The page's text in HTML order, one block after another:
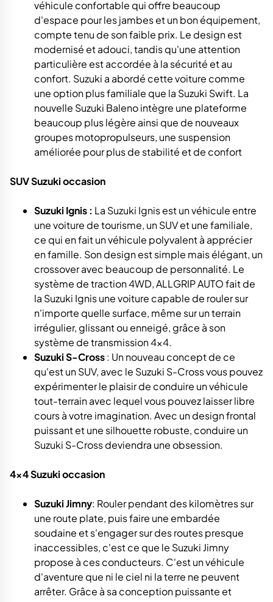
véhicule confortable qui offre beaucoup
d'espace pour les jambes et un bon équipement,
compte tenu de son faible prix. Le design est
modernisé et adouci, tandis qu'une attention
particulière est accordée à la sécurité et au
confort. Suzuki a abordé cette voiture comme
une option plus familiale que la Suzuki Swift. La
nouvelle Suzuki Baleno intègre une plateforme
beaucoup plus légère ainsi que de nouveaux
groupes motopropulseurs, une suspension
améliorée pour plus de stabilité et de confort
SUV Suzuki occasion
Suzuki Ignis : La Suzuki Ignis est un véhicule entre
une voiture de tourisme, un SUV et une familiale,
ce qui en fait un véhicule polyvalent à apprécier
en famille. Son design est simple mais élégant, un
crossover avec beaucoup de personnalité. Le
système de traction 4WD, ALLGRIP AUTO fait de
la Suzuki Ignis une voiture capable de rouler sur
n'importe quelle surface, même sur un terrain
irrégulier, glissant ou enneigé, grâce à son
système de transmission 4×4.
Suzuki S-Cross: Un nouveau concept de ce
qu'est un SUV, avec le Suzuki S-Cross vous pouvez
expérimenter le plaisir de conduire un véhicule
tout-terrain avec lequel vous pouvez laisser libre
cours à votre imagination. Avec un design frontal
puissant et une silhouette robuste, conduire un
Suzuki S-Cross deviendra une obsession.
4x4 Suzuki occasion
Suzuki Jimny: Rouler pendant des kilomètres sur
une route plate, puis faire une embardée
soudaine et s'engager sur des routes presque
inaccessibles, c'est ce que le Suzuki Jimny
propose à ces conducteurs. C'est un véhicule
d'aventure que ni le ciel ni la terre ne peuvent
arrêter. Grâce à sa conception puissante et